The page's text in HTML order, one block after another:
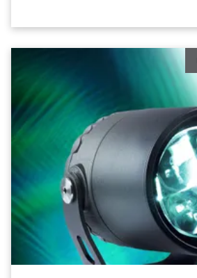
Agame, Appoli und Lyrae.